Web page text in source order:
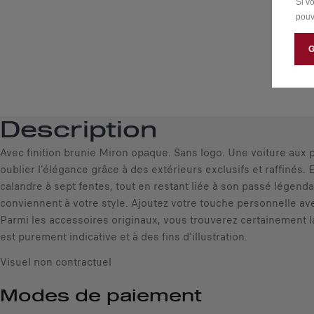
Description
Avec finition brunie Miron opaque. Sans logo. Une voiture
oublier l'élégance grâce à des extérieurs exclusifs et raffinés.
calandre à sept fentes, tout en restant liée à son passé
conviennent à votre style. Ajoutez votre touche personnelle
Parmi les accessoires originaux, vous trouverez
est purement indicative et à des fins d'illustration.
Visuel non contractuel
Modes de paiement
Si